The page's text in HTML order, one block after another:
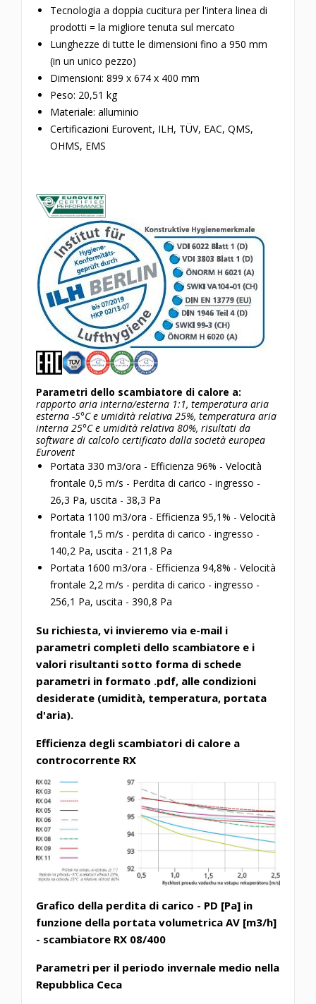
Tecnologia a doppia cucitura per l'intera linea di
prodotti = la migliore tenuta sul mercato
Lunghezze di tutte le dimensioni fino a 950 mm
(in un unico pezzo)
Dimensioni: 899 x 674 x 400 mm
Peso: 20,51 kg
Materiale: alluminio
Certificazioni Eurovent, ILH, TÜV, EAC, QMS,
OHMS, EMS
Parametri dello scambiatore di calore a:
rapporto aria interna/esterna 1:1, temperatura aria
esterna -5°C e umidità relativa 25%, temperatura aria
interna 25°C e umidità relativa 80%, risultati da
software di calcolo certificato dalla società europea
Eurovent
Portata 330 m3/ora - Efficienza 96% - Velocità
frontale 0,5 m/s - Perdita di carico - ingresso -
26,3 Pa, uscita - 38,3 Pa
Portata 1100 m3/ora - Efficienza 95,1% - Velocità
frontale 1,5 m/s - perdita di carico - ingresso -
140,2 Pa, uscita - 211,8 Pa
Portata 1600 m3/ora - Efficienza 94,8% - Velocità
frontale 2,2 m/s - perdita di carico - ingresso -
256,1 Pa, uscita - 390,8 Pa
Su richiesta, vi invieremo via e-mail i
parametri completi dello scambiatore e i
valori risultanti sotto forma di schede
parametri in formato .pdf, alle condizioni
desiderate (umidità, temperatura, portata
d'aria).
Efficienza degli scambiatori di calore a
controcorrente RX
Grafico della perdita di carico - PD [Pa] in
funzione della portata volumetrica AV [m3/h]
- scambiatore RX 08/400
Parametri per il periodo invernale medio nella
Repubblica Ceca